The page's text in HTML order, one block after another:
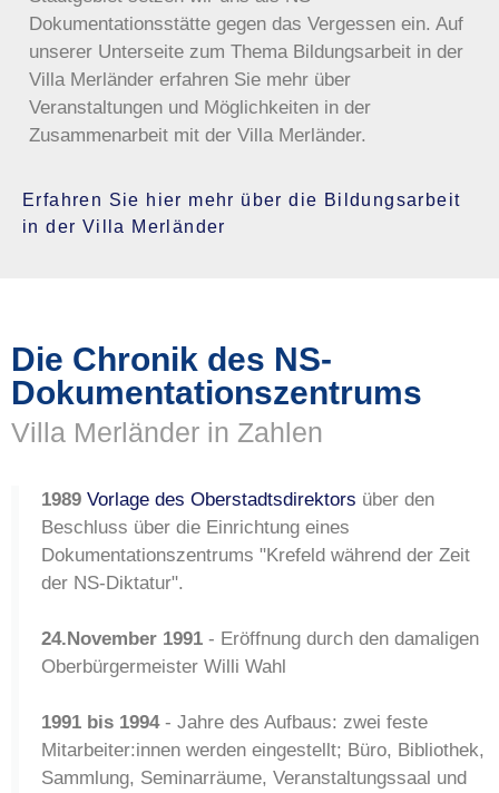
Dokumentationsstätte gegen das Vergessen ein. Auf
unserer Unterseite zum Thema Bildungsarbeit in der
Villa Merländer erfahren Sie mehr über
Veranstaltungen und Möglichkeiten in der
Zusammenarbeit mit der Villa Merländer.
Erfahren Sie hier mehr über die Bildungsarbeit
in der Villa Merländer
Die Chronik des NS-
Dokumentationszentrums
Villa Merländer in Zahlen
1989 Vorlage des Oberstadtsdirektors über den
Beschluss über die Einrichtung eines
Dokumentationszentrums "Krefeld während der Zeit
der NS-Diktatur".
24.November 1991 - Eröffnung durch den damaligen
Oberbürgermeister Willi Wahl
1991 bis 1994- Jahre des Aufbaus: zwei feste
Mitarbeiter:innen werden eingestellt; Büro, Bibliothek,
Sammlung, Seminarräume, Veranstaltungssaal und